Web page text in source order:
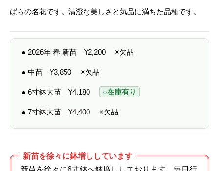
2
0
–
¥
,
0
ばらの名花です。清澄な美しさと気品に満ちた品種です。
● 2026年 春 新苗 ¥2,200 ×欠品
● 中苗 ¥3,850 ×欠品
● 6寸鉢大苗 ¥4,180 ○在庫有り
● 7寸鉢大苗 ¥4,400 ×欠品
新苗を徐々に鉢増ししています